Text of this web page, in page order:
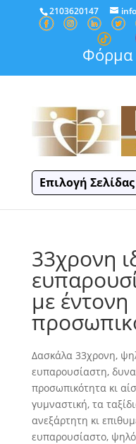
2103620147
Φόρμα
Επιλογή Σελίδας
33χρονη
με έντονη
Δασκάλα 33χρονη,
ευπαρουσίαστη,
προσωπικότητα κι
γυμναστική, τα
ανεξάρτητη κι
ευπαρουσίαστο,